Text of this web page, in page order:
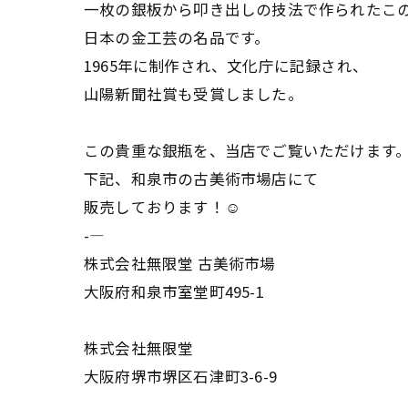
一枚の銀板から叩き出しの技法で作られたこ
日本の金工芸の名品です。
1965年に制作され、文化庁に記録され、
山陽新聞社賞も受賞しました。
この貴重な銀瓶を、当店でご覧いただけます。
下記、和泉市の古美術市場店にて
販売しております！☺️
-—
株式会社無限堂 古美術市場
大阪府和泉市室堂町495-1
株式会社無限堂
大阪府堺市堺区石津町3-6-9